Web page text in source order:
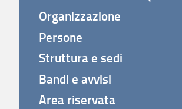
Organizzazione
Persone
Struttura e sedi
Bandi e avvisi
Area riservata